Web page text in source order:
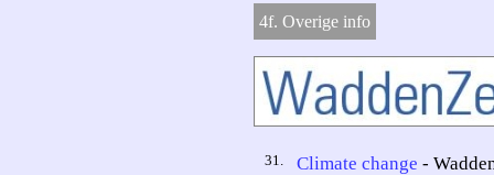
4f. Overige info
31. Climate change -